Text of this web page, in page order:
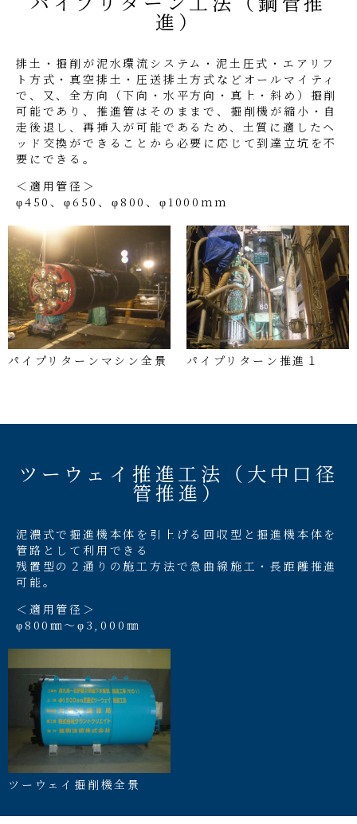
進）
排土・掘削が泥水環流システム・泥土圧式・エアリフ
ト方式・真空排土・圧送排土方式などオールマイティ
で、又、全方向（下向・水平方向・真上・斜め）掘削
可能であり、推進管はそのままで、掘削機が縮小・自
走後退し、再挿入が可能であるため、土質に適したヘ
ッド交換ができることから必要に応じて到達立坑を不
要にできる。
＜適用管径＞
φ450、φ650、φ800、φ1000ｍｍ
パイプリターンマシン全景 パイプリターン推進１
ツーウェイ推進工法（大中口径
管推進）
泥濃式で掘進機本体を引上げる回収型と掘進機本体を
管路として利用できる
残置型の２通りの施工方法で急曲線施工・長距離推進
可能。
＜適用管径＞
φ800㎜～φ3,000㎜
ツーウェイ掘削機全景